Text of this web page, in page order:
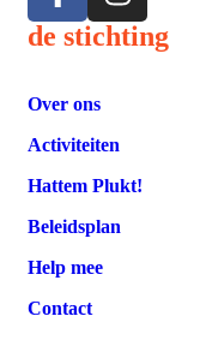
de stichting
Over ons
Activiteiten
Hattem Plukt!
Beleidsplan
Help mee
Contact